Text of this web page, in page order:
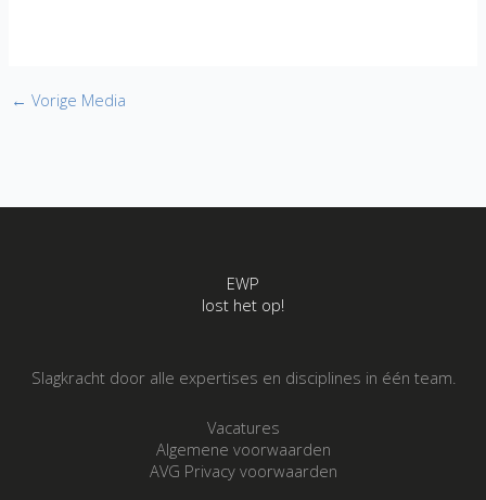
← Vorige Media
EWP
lost het op!
Slagkracht door alle expertises en disciplines in één team.
Vacatures
Algemene voorwaarden
AVG Privacy voorwaarden